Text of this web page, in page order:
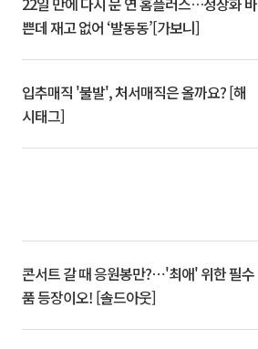
쁜데 재고 없어 ‘발동동’[가보니]
입추매직 '불발', 처서매직은 올까요? [해
시태그]
콘서트 갈 때 응원봉만?⋯'최애' 위한 필수
품 등장이오! [솔드아웃]